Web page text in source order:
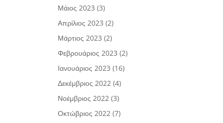
Μάιος 2023 (3)
Απρίλιος 2023 (2)
Μάρτιος 2023 (2)
Φεβρουάριος 2023 (2)
Ιανουάριος 2023 (16)
Δεκέμβριος 2022 (4)
Νοέμβριος 2022 (3)
Οκτώβριος 2022 (7)